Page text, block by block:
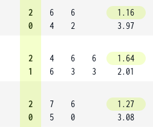
2
0
6
4
6
2
1.16
3.97
2
1
4
6
6
3
6
3
1.64
2.01
2
0
7
5
6
0
1.27
3.08